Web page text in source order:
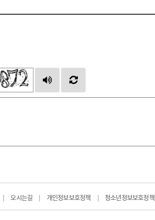
| 오시는길 | 개인정보보호정책 | 청소년정보보호정책